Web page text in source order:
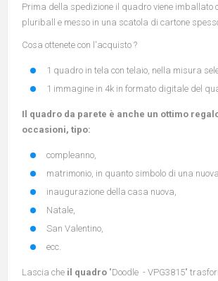
Prima della spedizione il quadro viene imballato
pluriball e messo in una scatola di cartone
Cosa ottenete con l'acquisto ?
1 quadro in tela con telaio, nella misura
1 immagine in 4k in formato digitale del
Il quadro da parete è anche un ottimo
occasioni, tipo:
compleanno,
matrimonio, in quanto simbolo di una
inaugurazione della casa nuova,
Natale,
San Valentino,
ecc.
Lascia che il quadro "Doodle - VPG3815"